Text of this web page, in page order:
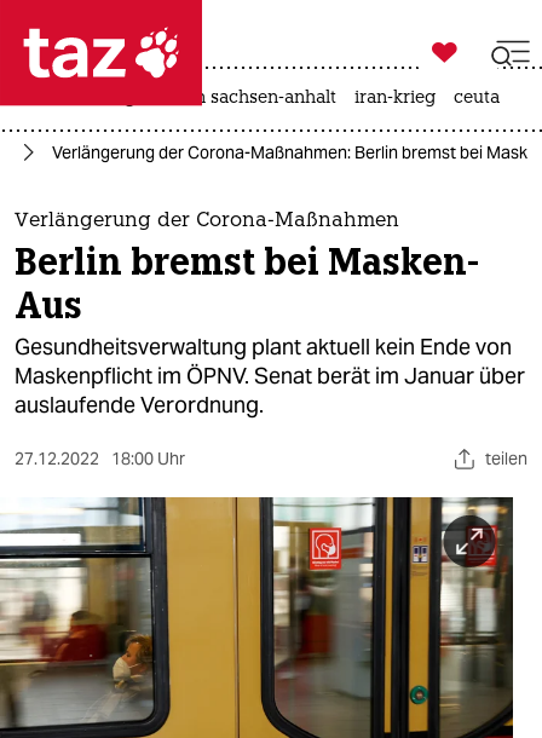
 taz zahl ich
taz zahl ich
themen
politik
öko
gesellschaft
berlin
nord
wahrheit
verlag

taz zahl ich
landtagswahl in sachsen-anhalt iran-krieg ceuta
Verlängerung der Corona-Maßnahmen: Berlin bremst bei
Verlängerung der Corona-Maßnahmen
Berlin bremst bei Masken-
Aus
Gesundheitsverwaltung plant aktuell kein Ende von
Maskenpflicht im ÖPNV. Senat berät im Januar über
auslaufende Verordnung.
27.12.2022 18:00 Uhr teilen